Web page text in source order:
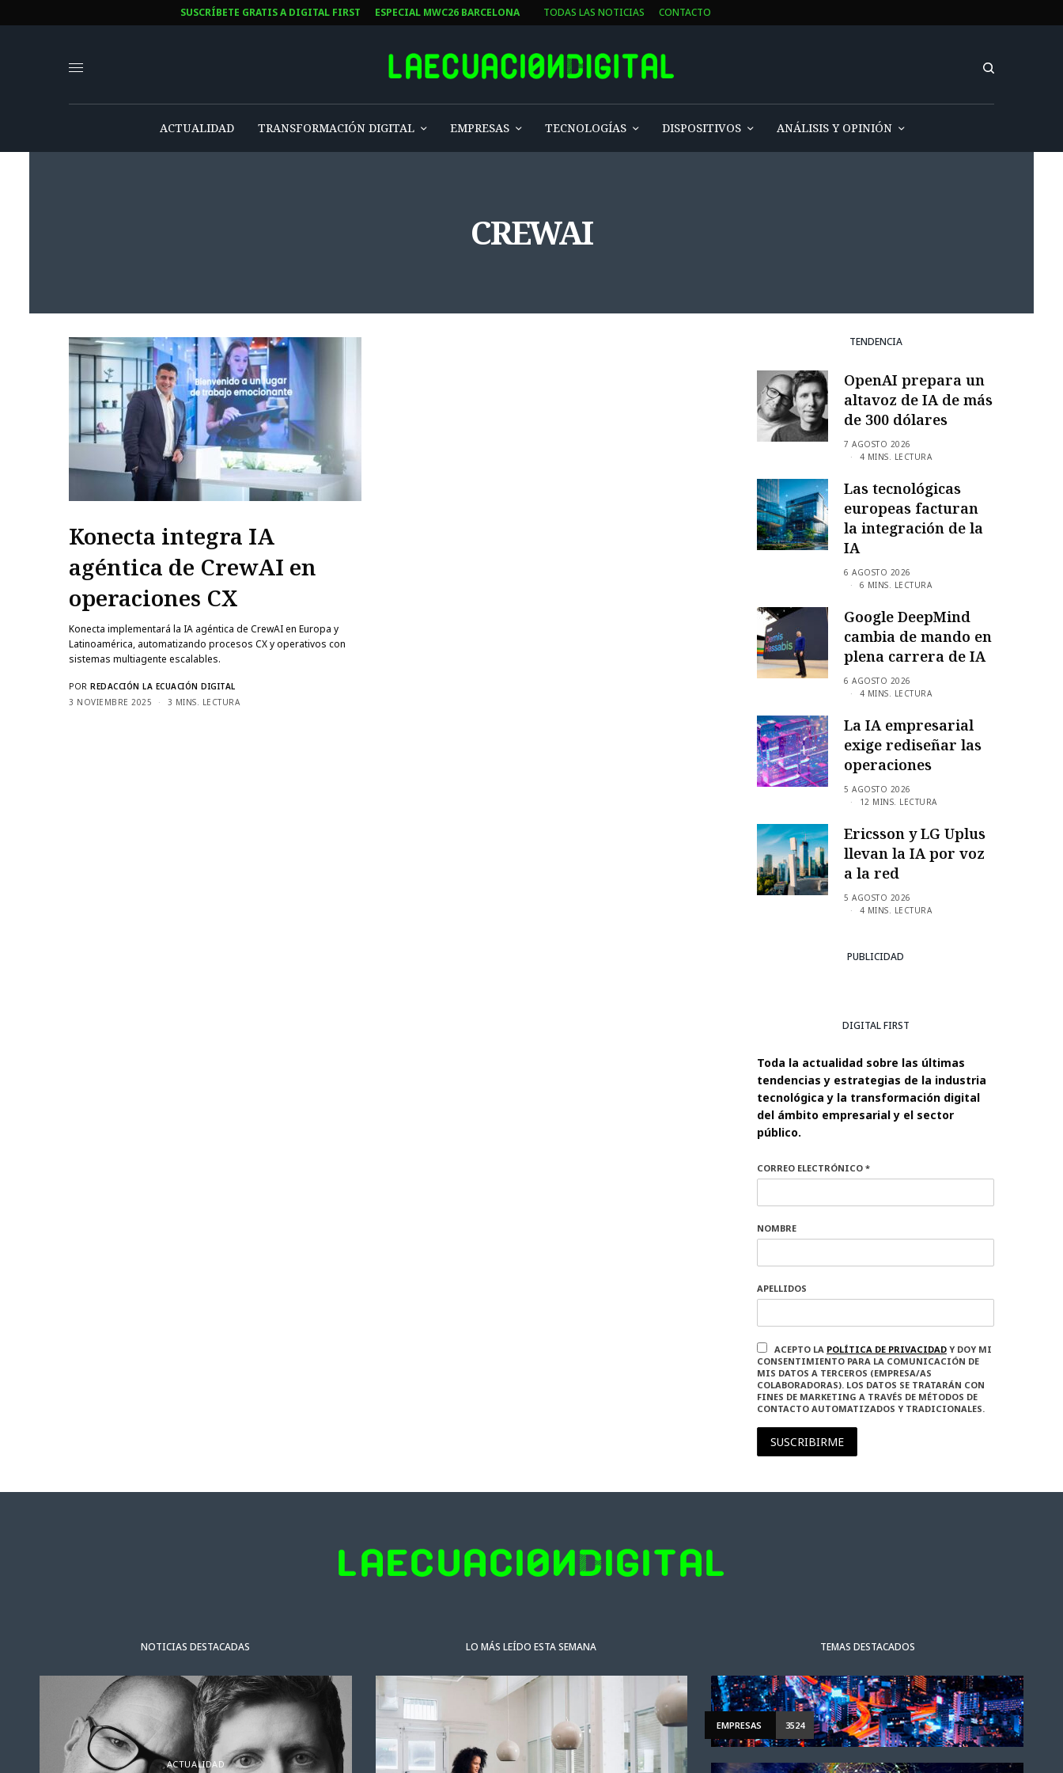
SUSCRÍBETE GRATIS A DIGITAL FIRST ESPECIAL MWC26 BARCELONA TODAS LAS NOTICIAS CONTACTO
ACTUALIDAD TRANSFORMACIÓN DIGITAL EMPRESAS TECNOLOGÍAS DISPOSITIVOS ANÁLISIS Y OPINIÓN
CREWAI
Konecta integra IA
agéntica de CrewAI en
operaciones CX
Konecta implementará la IA agéntica de CrewAI en Europa y
Latinoamérica, automatizando procesos CX y operativos con
sistemas multiagente escalables.
POR REDACCIÓN LA ECUACIÓN DIGITAL
3 NOVIEMBRE 2025
3 MINS. LECTURA
TENDENCIA
OpenAI prepara un
altavoz de IA de más
de 300 dólares
7 AGOSTO 2026
4 MINS. LECTURA
Las tecnológicas
europeas facturan
la integración de la
IA
6 AGOSTO 2026
6 MINS. LECTURA
Google DeepMind
cambia de mando en
plena carrera de IA
6 AGOSTO 2026
4 MINS. LECTURA
La IA empresarial
exige rediseñar las
operaciones
5 AGOSTO 2026
12 MINS. LECTURA
Ericsson y LG Uplus
llevan la IA por voz
a la red
5 AGOSTO 2026
4 MINS. LECTURA
PUBLICIDAD
DIGITAL FIRST
Toda la actualidad sobre las últimas
tendencias y estrategias de la industria
tecnológica y la transformación digital
del ámbito empresarial y el sector
público.
CORREO ELECTRÓNICO *
NOMBRE
APELLIDOS
ACEPTO LA POLÍTICA DE PRIVACIDAD Y DOY MI
CONSENTIMIENTO PARA LA COMUNICACIÓN DE
MIS DATOS A TERCEROS (EMPRESA/AS
COLABORADORAS). LOS DATOS SE TRATARÁN CON
FINES DE MARKETING A TRAVÉS DE MÉTODOS DE
CONTACTO AUTOMATIZADOS Y TRADICIONALES.
SUSCRIBIRME
NOTICIAS DESTACADAS
ACTUALIDAD NOTICIAS DESTACADAS ACTUALIDAD
LO MÁS LEÍDO ESTA SEMANA TEMAS DESTACADOS
EMPRESAS 3524